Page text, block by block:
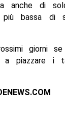
anche di
più bassa di
giorni se
a piazzare i